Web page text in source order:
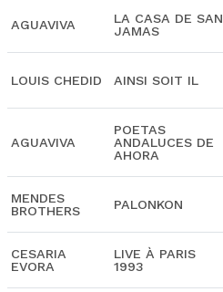
AGUAVIVA
LA CASA DE SAN
JAMAS
LOUIS CHEDID AINSI SOIT IL
AGUAVIVA
POETAS
ANDALUCES DE
AHORA
MENDES
BROTHERS
PALONKON
CESARIA
EVORA
LIVE À PARIS
1993